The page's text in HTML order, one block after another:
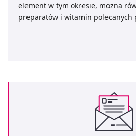
element w tym okresie, można
preparatów i witamin polecanych